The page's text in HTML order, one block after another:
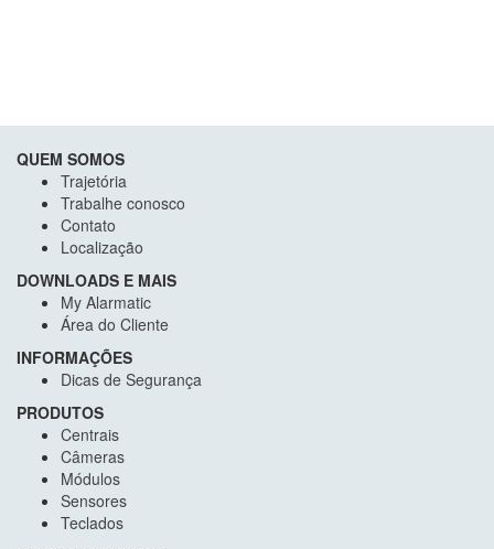
QUEM SOMOS
Trajetória
Trabalhe conosco
Contato
Localização
DOWNLOADS E MAIS
My Alarmatic
Área do Cliente
INFORMAÇÕES
Dicas de Segurança
PRODUTOS
Centrais
Câmeras
Módulos
Sensores
Teclados